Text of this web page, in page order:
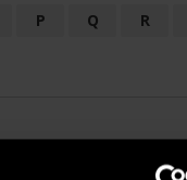
P Q R